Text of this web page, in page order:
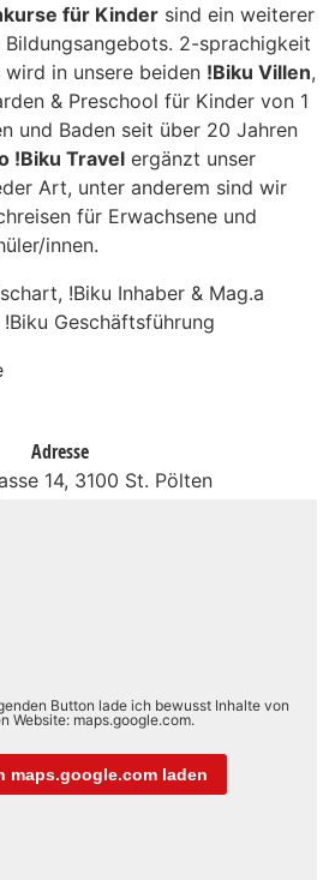
für Kinder sind ein weiterer
2-sprachigkeit
in unsere beiden !Biku Villen,
& Preschool für Kinder von 1
und Baden seit über 20 Jahren
!Biku Travel ergänzt unser
Art, unter anderem sind wir
für Erwachsene und
innen.
!Biku Inhaber & Mag.a
Geschäftsführung
Adresse
14, 3100 St. Pölten
Button lade ich bewusst Inhalte von
Website: maps.google.com.
maps.google.com laden